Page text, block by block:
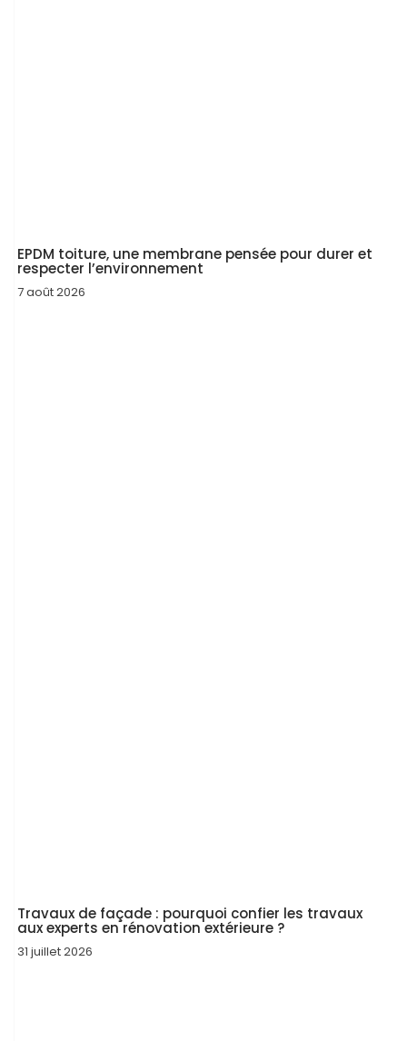
EPDM toiture, une membrane pensée pour durer et
respecter l’environnement
7 août 2026
Travaux de façade : pourquoi confier les travaux
aux experts en rénovation extérieure ?
31 juillet 2026